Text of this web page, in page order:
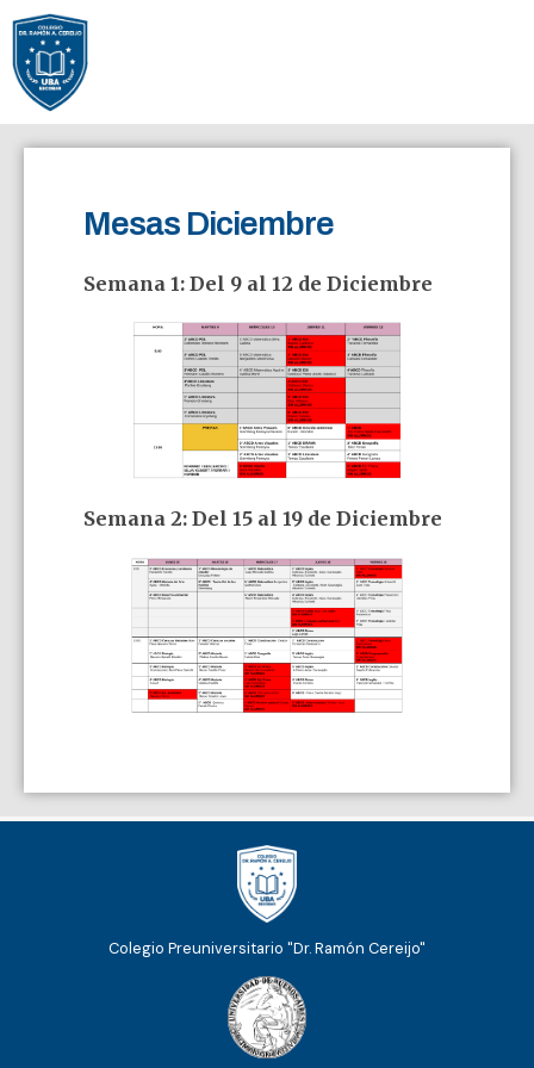
Mesas Diciembre
Semana 1: Del 9 al 12 de Diciembre
Semana 2: Del 15 al 19 de Diciembre
Colegio Preuniversitario "Dr. Ramón Cereijo"